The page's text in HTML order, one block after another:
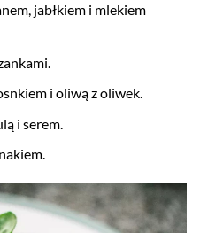
jabłkiem i mlekiem
i oliwą z oliwek.
i serem.